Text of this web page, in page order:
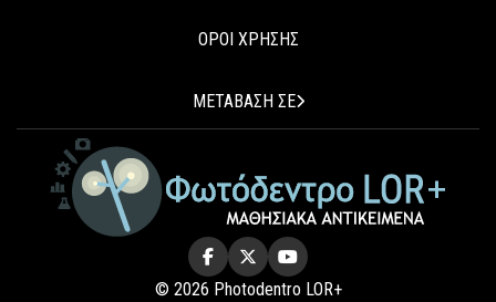
ΟΡΟΙ ΧΡΗΣΗΣ
ΜΕΤΑΒΑΣΗ ΣΕ
© 2026 Photodentro LOR+